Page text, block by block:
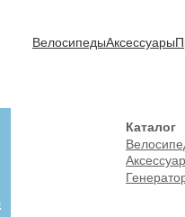
ВелосипедыАксессуары
Каталог